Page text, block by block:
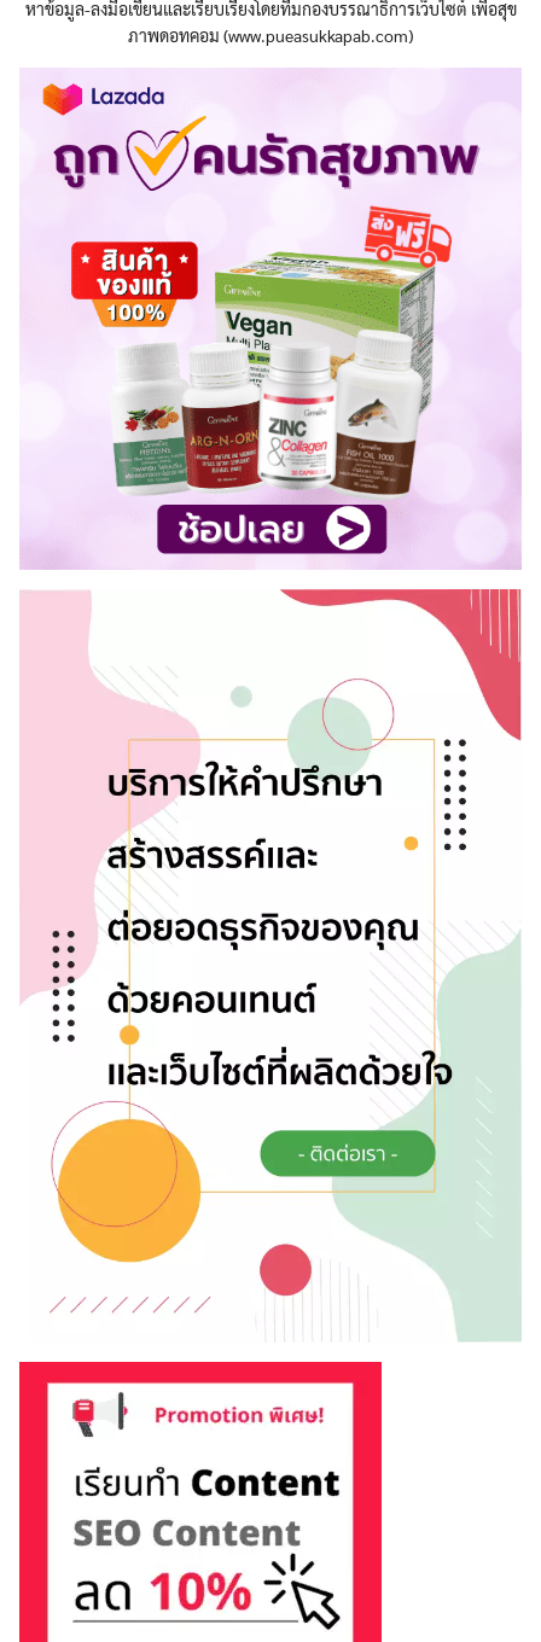
หาข้อมูล-ลงมือเขียนและเรียบเรียงโดยทีมกองบรรณาธิการเว็บไซต์ เพื่อสุข
ภาพดอทคอม (www.pueasukkapab.com)